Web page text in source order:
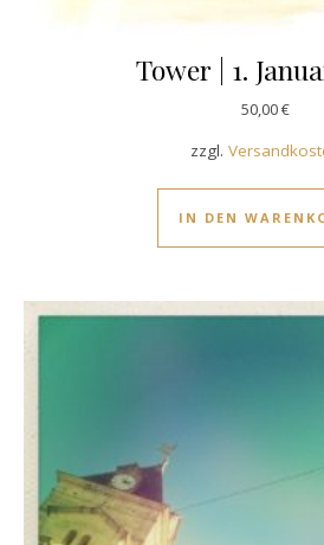
Tower | 1.
50,00€
zzgl.
IN DEN